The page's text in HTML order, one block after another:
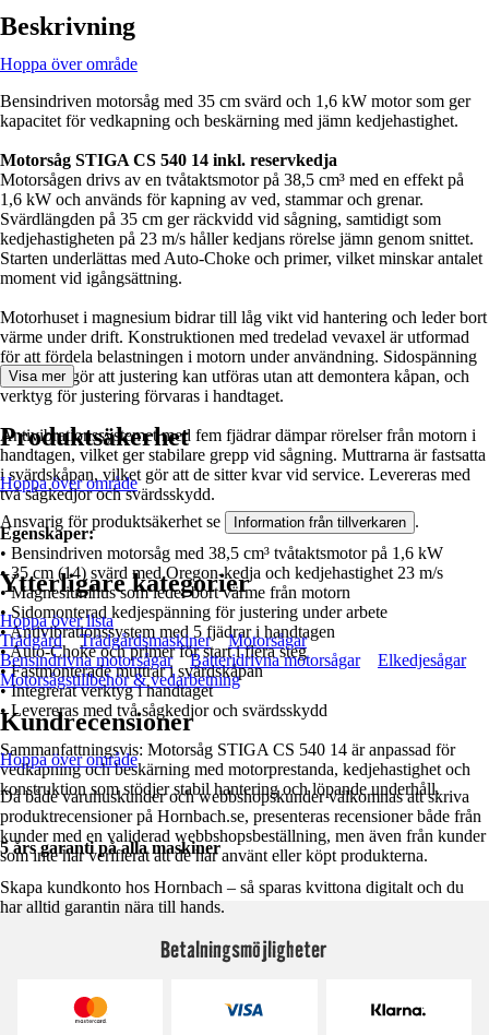
Beskrivning
Hoppa över område
Bensindriven motorsåg med 35 cm svärd och 1,6 kW motor som ger
kapacitet för vedkapning och beskärning med jämn kedjehastighet.
Motorsåg STIGA CS 540 14 inkl. reservkedja
Motorsågen drivs av en tvåtaktsmotor på 38,5 cm³ med en effekt på
1,6 kW och används för kapning av ved, stammar och grenar.
Svärdlängden på 35 cm ger räckvidd vid sågning, samtidigt som
kedjehastigheten på 23 m/s håller kedjans rörelse jämn genom snittet.
Starten underlättas med Auto-Choke och primer, vilket minskar antalet
moment vid igångsättning.
Motorhuset i magnesium bidrar till låg vikt vid hantering och leder bort
värme under drift. Konstruktionen med tredelad vevaxel är utformad
för att fördela belastningen i motorn under användning. Sidospänning
av kedjan gör att justering kan utföras utan att demontera kåpan, och
verktyg för justering förvaras i handtaget.
Antivibrationssystemet med fem fjädrar dämpar rörelser från motorn i
handtagen, vilket ger stabilare grepp vid sågning. Muttrarna är fastsatta
i svärdskåpan, vilket gör att de sitter kvar vid service. Levereras med
två sågkedjor och svärdsskydd.
Egenskaper:
• Bensindriven motorsåg med 38,5 cm³ tvåtaktsmotor på 1,6 kW
• 35 cm (14) svärd med Oregon-kedja och kedjehastighet 23 m/s
• Magnesiumhus som leder bort värme från motorn
• Sidomonterad kedjespänning för justering under arbete
• Antivibrationssystem med 5 fjädrar i handtagen
• Auto-Choke och primer för start i flera steg
• Fastmonterade muttrar i svärdskåpan
• Integrerat verktyg i handtaget
• Levereras med två sågkedjor och svärdsskydd
Sammanfattningsvis: Motorsåg STIGA CS 540 14 är anpassad för
vedkapning och beskärning med motorprestanda, kedjehastighet och
konstruktion som stödjer stabil hantering och löpande underhåll.
5 års garanti på alla maskiner
Skapa kundkonto hos Hornbach – så sparas kvittona digitalt och du
har alltid garantin nära till hands.
Visa mer
Produktsäkerhet
Hoppa över område
Ansvarig för produktsäkerhet se Information från tillverkaren .
Ytterligare kategorier
Hoppa över lista
Trädgård
Trädgårdsmaskiner
Motorsågar
Bensindrivna motorsågar
Batteridrivna motorsågar
Elkedjesågar
Motorsågstillbehör & vedarbetning
Kundrecensioner
Hoppa över område
Då både varuhuskunder och webbshopskunder välkomnas att skriva
produktrecensioner på Hornbach.se, presenteras recensioner både från
kunder med en validerad webbshopsbeställning, men även från kunder
som inte har verifierat att de har använt eller köpt produkterna.
Betalningsmöjligheter